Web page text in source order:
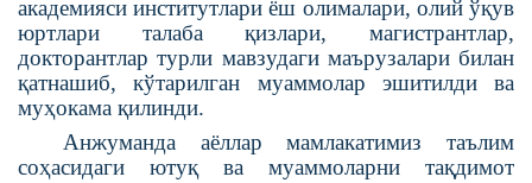
академияси институтлари ёш олималари, олий ўқув
юртлари талаба қизлари, магистрантлар,
докторантлар турли мавзудаги маърузалари билан
қатнашиб, кўтарилган муаммолар эшитилди ва
муҳокама қилинди.
Анжуманда аёллар мамлакатимиз таълим
соҳасидаги ютуқ ва муаммоларни тақдимот